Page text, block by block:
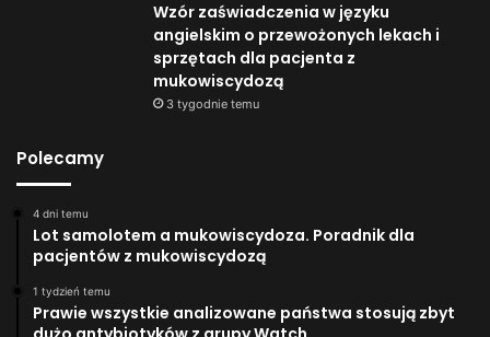
Wzór zaświadczenia w języku
angielskim o przewożonych lekach i
sprzętach dla pacjenta z
mukowiscydozą
3 tygodnie temu
Polecamy
4 dni temu
Lot samolotem a mukowiscydoza. Poradnik dla
pacjentów z mukowiscydozą
1 tydzień temu
Prawie wszystkie analizowane państwa stosują zbyt